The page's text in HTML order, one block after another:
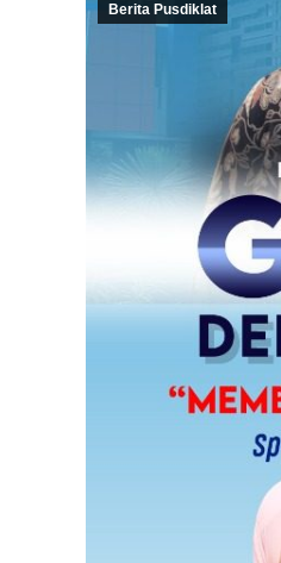
Berita Pusdiklat